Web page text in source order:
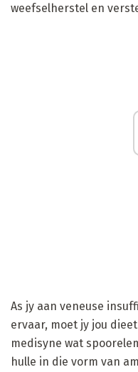
weefselherstel en
As jy aan veneuse
ervaar, moet jy jou
medisyne wat
hulle in die vorm van